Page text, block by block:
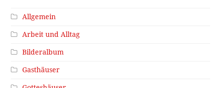
Allgemein
Arbeit und Alltag
Bilderalbum
Gasthäuser